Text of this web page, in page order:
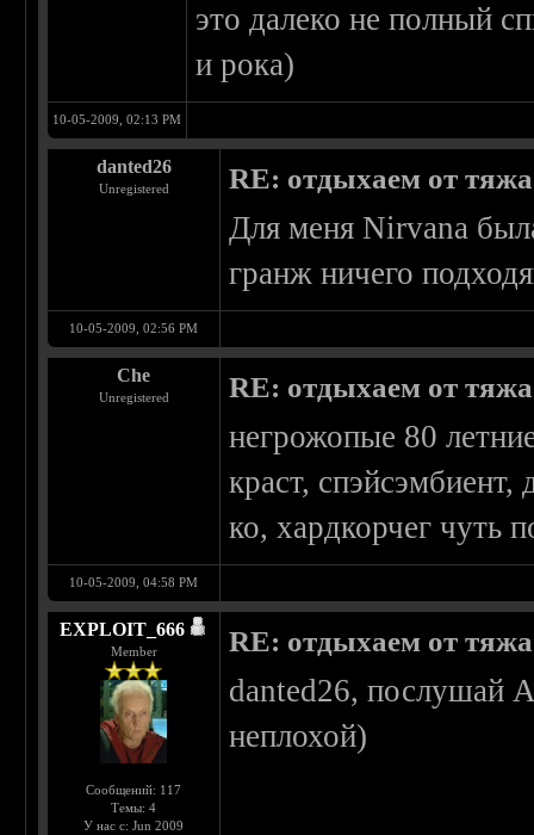
это далеко не полный
и рока)
10-05-2009, 02:13 PM
danted26
Unregistered RE: отдыхаем от
Для меня Nirvana
гранж ничего
10-05-2009, 02:56 PM
Che
Unregistered RE: отдыхаем от
негрожопые 80
краст,
ко, хардкорчег чуть
10-05-2009, 04:58 PM
EXPLOIT_666
Member
Сообщений: 117
Темы: 4
У нас с: Jun 2009
RE: отдыхаем от
danted26, послушай
неплохой)